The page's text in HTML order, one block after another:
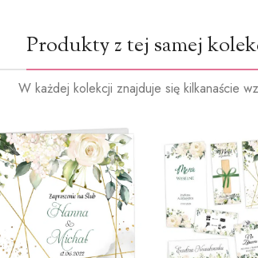
Produkty z tej samej
W każdej kolekcji znajduje się kilkanaście